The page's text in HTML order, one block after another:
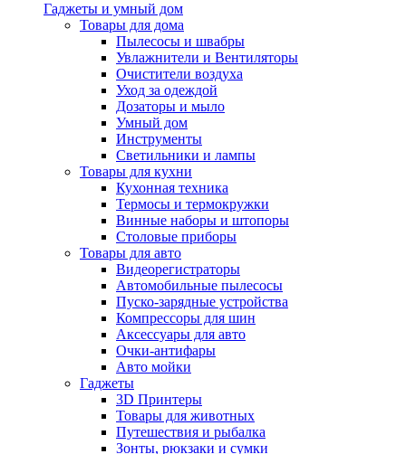
Гаджеты и умный дом
Товары для дома
Пылесосы и швабры
Увлажнители и Вентиляторы
Очистители воздуха
Уход за одеждой
Дозаторы и мыло
Умный дом
Инструменты
Светильники и лампы
Товары для кухни
Кухонная техника
Термосы и термокружки
Винные наборы и штопоры
Столовые приборы
Товары для авто
Видеорегистраторы
Автомобильные пылесосы
Пуско-зарядные устройства
Компрессоры для шин
Аксессуары для авто
Очки-антифары
Авто мойки
Гаджеты
3D Принтеры
Товары для животных
Путешествия и рыбалка
Зонты, рюкзаки и сумки